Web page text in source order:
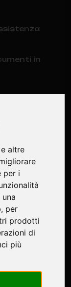
altre
per i
, per
prodotti
di
più
in
GM8
per
e
le
in